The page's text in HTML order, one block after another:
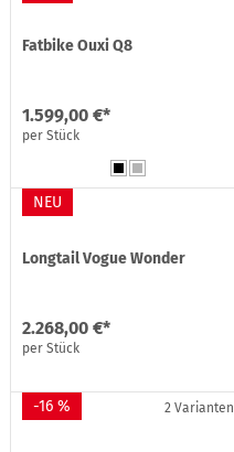
Fatbike Ouxi Q8
1.599,00 €*
per Stück
NEU
Longtail Vogue Wonder
2.268,00 €*
per Stück
2 Varianten
-16 %